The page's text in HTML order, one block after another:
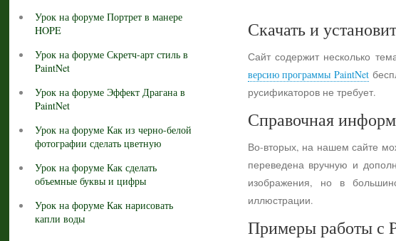
Урок на форуме Портрет в манере
HOPE
Урок на форуме Скретч-арт стиль в
PaintNet
Урок на форуме Эффект Драгана в
PaintNet
Урок на форуме Как из черно-белой
фотографии сделать цветную
Урок на форуме Как сделать
объемные буквы и цифры
Урок на форуме Как нарисовать
капли воды
Скачать и
Сайт содержит несколько
версию программы PaintNet
русификаторов не требует.
Справочная
Во-вторых, на нашем сайте
переведена вручную и
изображения, но в
иллюстрации.
Примеры работы с